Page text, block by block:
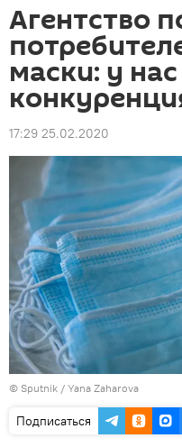
Агентство
маски: у
17:29 25.02.2020
© Sputnik / Yana Zaharova
Подписаться